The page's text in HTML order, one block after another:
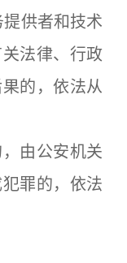
供者和技术
法律、行政
的，依法从
由公安机关
罪的，依法